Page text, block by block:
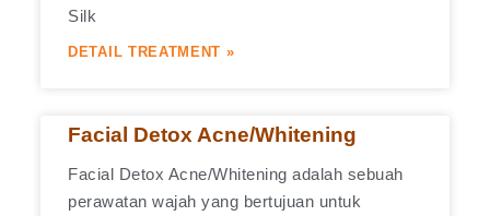
Silk
DETAIL TREATMENT »
Facial Detox Acne/Whitening
Facial Detox Acne/Whitening adalah sebuah
perawatan wajah yang bertujuan untuk